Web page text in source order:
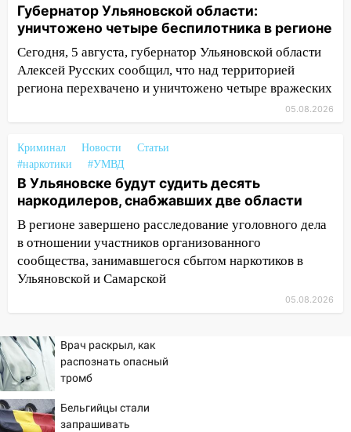
11:00 В Канадее горел жилой дом
10:18
Губернатор Ульяновской области:
уничтожено четыре беспилотника в
регионе
09:39
В Ульяновске будут судить десять
наркодилеров, снабжавших две области
09:25
Вынесли приговор дебоширам,
избившим мужчину в трамвае
08:27 Ульяновская полиция получила
один из шести уникальных автомобилей
в России
06:10
Двое мигрантов изнасиловали 13-
летнюю девочку в центре Ульяновска
06:00
мешок и попытались утопить в Волге
Губернатор Ульяновской области:
уничтожено четыре беспилотника в регионе
Сегодня, 5 августа, губернатор Ульяновской области
Алексей Русских сообщил, что над территорией
региона перехвачено и уничтожено четыре вражеских
05.08.2026
Криминал Новости
Статьи
#наркотики
#УМВД
В Ульяновске будут судить десять
наркодилеров, снабжавших две области
В регионе завершено расследование уголовного дела
в отношении участников организованного
сообщества, занимавшегося сбытом наркотиков в
Ульяновской и Самарской
05.08.2026
Врач раскрыл, как
распознать опасный
тромб
Бельгийцы стали
запрашивать